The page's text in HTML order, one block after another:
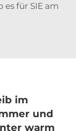
für SIE am
im
und
warm